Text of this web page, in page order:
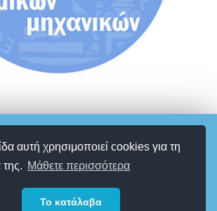
αυτή χρησιμοποιεί cookies για τη
της. Μάθετε περισσότερα
Το κατάλαβα